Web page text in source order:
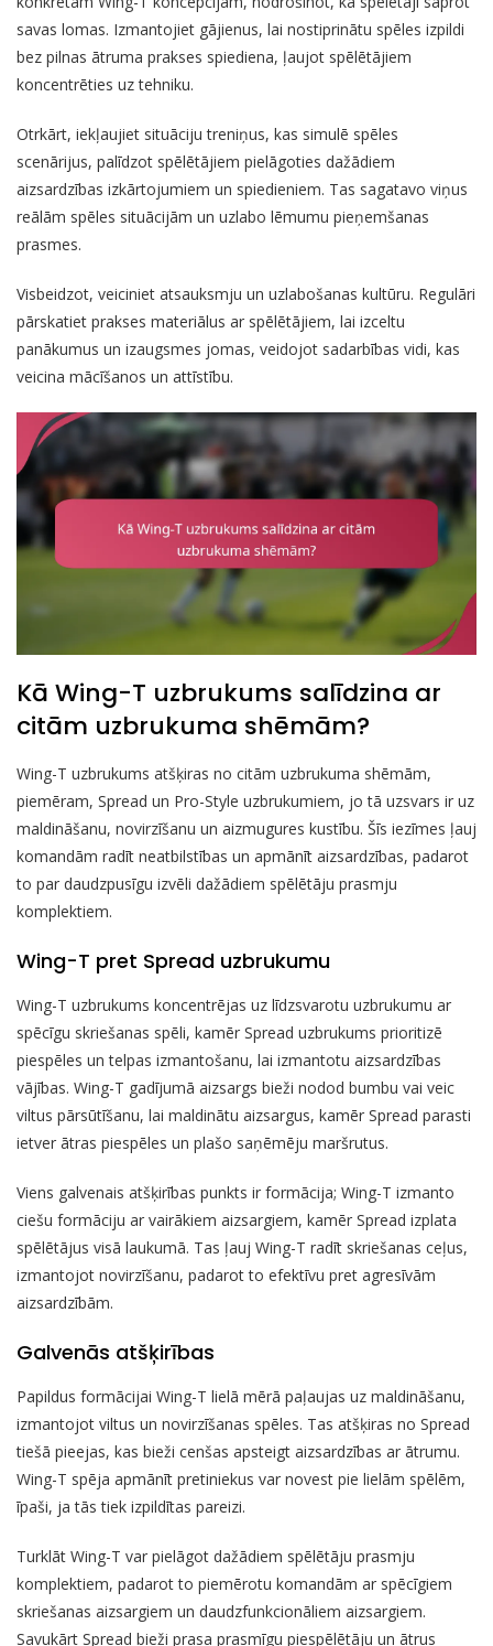
savas lomas. Izmantojiet gājienus, lai nostiprinātu spēles izpildi
bez pilnas ātruma prakses spiediena, ļaujot spēlētājiem
koncentrēties uz tehniku.
Otrkārt, iekļaujiet situāciju treniņus, kas simulē spēles
scenārijus, palīdzot spēlētājiem pielāgoties dažādiem
aizsardzības izkārtojumiem un spiedieniem. Tas sagatavo viņus
reālām spēles situācijām un uzlabo lēmumu pieņemšanas
prasmes.
Visbeidzot, veiciniet atsauksmju un uzlabošanas kultūru. Regulāri
pārskatiet prakses materiālus ar spēlētājiem, lai izceltu
panākumus un izaugsmes jomas, veidojot sadarbības vidi, kas
veicina mācīšanos un attīstību.
Kā Wing-T uzbrukums salīdzina ar
citām uzbrukuma shēmām?
Wing-T uzbrukums atšķiras no citām uzbrukuma shēmām,
piemēram, Spread un Pro-Style uzbrukumiem, jo tā uzsvars ir uz
maldināšanu, novirzīšanu un aizmugures kustību. Šīs iezīmes ļauj
komandām radīt neatbilstības un apmānīt aizsardzības, padarot
to par daudzpusīgu izvēli dažādiem spēlētāju prasmju
komplektiem.
Wing-T pret Spread uzbrukumu
Wing-T uzbrukums koncentrējas uz līdzsvarotu uzbrukumu ar
spēcīgu skriešanas spēli, kamēr Spread uzbrukums prioritizē
piespēles un telpas izmantošanu, lai izmantotu aizsardzības
vājības. Wing-T gadījumā aizsargs bieži nodod bumbu vai veic
viltus pārsūtīšanu, lai maldinātu aizsargus, kamēr Spread parasti
ietver ātras piespēles un plašo saņēmēju maršrutus.
Viens galvenais atšķirības punkts ir formācija; Wing-T izmanto
ciešu formāciju ar vairākiem aizsargiem, kamēr Spread izplata
spēlētājus visā laukumā. Tas ļauj Wing-T radīt skriešanas ceļus,
izmantojot novirzīšanu, padarot to efektīvu pret agresīvām
aizsardzībām.
Galvenās atšķirības
Papildus formācijai Wing-T lielā mērā paļaujas uz maldināšanu,
izmantojot viltus un novirzīšanas spēles. Tas atšķiras no Spread
tiešā pieejas, kas bieži cenšas apsteigt aizsardzības ar ātrumu.
Wing-T spēja apmānīt pretiniekus var novest pie lielām spēlēm,
īpaši, ja tās tiek izpildītas pareizi.
Turklāt Wing-T var pielāgot dažādiem spēlētāju prasmju
komplektiem, padarot to piemērotu komandām ar spēcīgiem
skriešanas aizsargiem un daudzfunkcionāliem aizsargiem.
Savukārt Spread bieži prasa prasmīgu piespēlētāju un ātrus